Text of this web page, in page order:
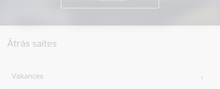
Ātrās saites
Vakances